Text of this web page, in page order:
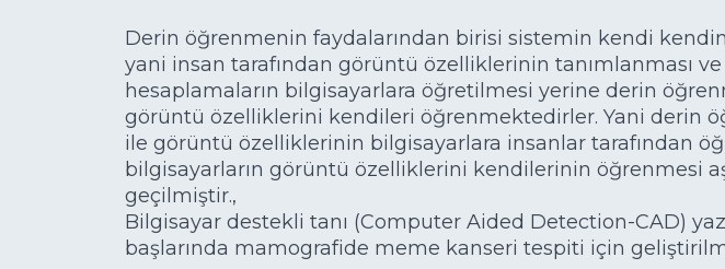
Derin öğrenmenin faydalarından birisi sistemin kendi
yani insan tarafından görüntü özelliklerinin tanımlanması
hesaplamaların bilgisayarlara öğretilmesi yerine derin
görüntü özelliklerini kendileri öğrenmektedirler. Yani derin
ile görüntü özelliklerinin bilgisayarlara insanlar tarafından
bilgisayarların görüntü özelliklerini kendilerinin öğrenmesi
geçilmiştir.,
Bilgisayar destekli tanı (Computer Aided Detection-CAD)
başlarında mamografide meme kanseri tespiti için